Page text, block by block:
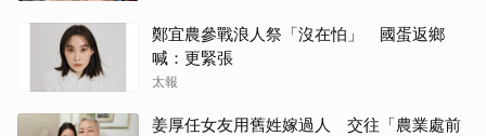
鄭宜農參戰浪人祭「沒在怕」 國蛋返鄉
喊：更緊張
太報
姜厚任女友用舊姓嫁過人 交往「農業處前